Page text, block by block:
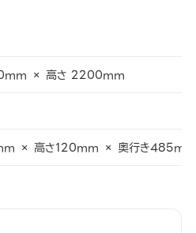
× 高さ 2200mm
× 高さ120mm × 奥行き485mm